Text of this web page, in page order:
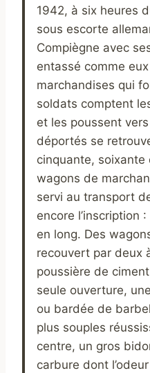
1942, à six heures
sous escorte
Compiègne avec
entassé comme
marchandises qui
soldats comptent
et les poussent
déportés se
cinquante, soixante
wagons de
servi au transport
encore l’inscription
en long. Des
recouvert par deux
poussière de
seule ouverture,
ou bardée de
plus souples
centre, un gros
carbure dont